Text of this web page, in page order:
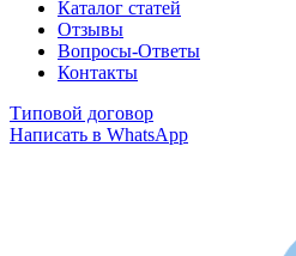
Каталог статей
Отзывы
Вопросы-Ответы
Контакты
Типовой договор
Написать в WhatsApp